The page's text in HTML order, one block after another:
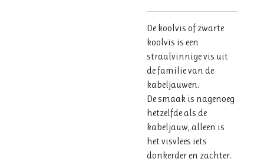
De koolvis of zwarte
koolvis is een
straalvinnige vis uit
de familie van de
kabeljauwen.
De smaak is nagenoeg
hetzelfde als de
kabeljauw, alleen is
het visvlees iets
donkerder en zachter.